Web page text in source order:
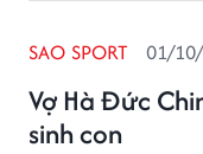
Vợ Hà Đức
sinh con
SAO SPORT 01/